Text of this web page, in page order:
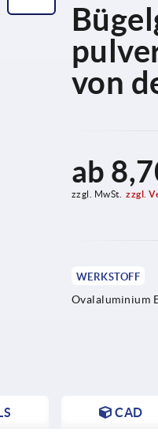
von
ab
zzgl. MwSt. zzgl.
WERKSTOFF
Ovalaluminium
CAD